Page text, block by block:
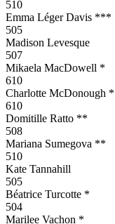
510
Emma Léger Davis ***
505
Madison Levesque
507
Mikaela MacDowell *
610
Charlotte McDonough *
610
Domitille Ratto **
508
Mariana Sumegova **
510
Kate Tannahill
505
Béatrice Turcotte *
504
Marilee Vachon *